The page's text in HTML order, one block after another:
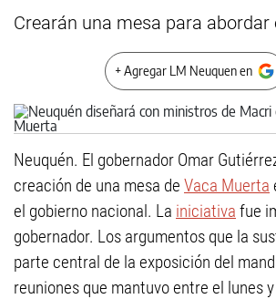
Crearán una mesa para abordar
+ Agregar LM Neuquen en
Neuquén. El gobernador Omar
creación de una mesa de Vaca Muerta
el gobierno nacional. La iniciativa fue
gobernador. Los argumentos que la
parte central de la exposición del
reuniones que mantuvo entre el lunes